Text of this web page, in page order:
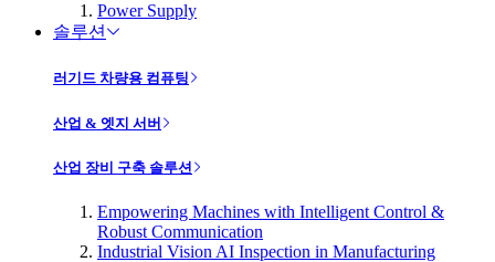
Power Supply
솔루션
러기드 차량용 컴퓨팅
산업 & 엣지 서버
산업 장비 구축 솔루션
Empowering Machines with Intelligent Control &
Robust Communication
Industrial Vision AI Inspection in Manufacturing